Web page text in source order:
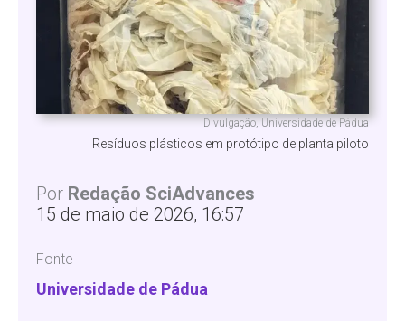
Divulgação, Universidade de Pádua
Resíduos plásticos em protótipo de planta piloto
Por Redação SciAdvances
15 de maio de 2026, 16:57
Fonte
Universidade de Pádua